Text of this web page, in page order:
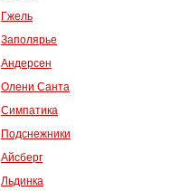
Гжель
Заполярье
Андерсен
Олени Санта
Симпатика
Подснежники
Айсберг
Льдинка